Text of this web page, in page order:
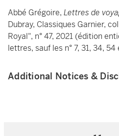
Abbé Grégoire, Lettres de
Dubray, Classiques Garnier,
Royal", n° 47, 2021 (édition
lettres, sauf les n° 7, 31, 34, 54
Additional Notices &